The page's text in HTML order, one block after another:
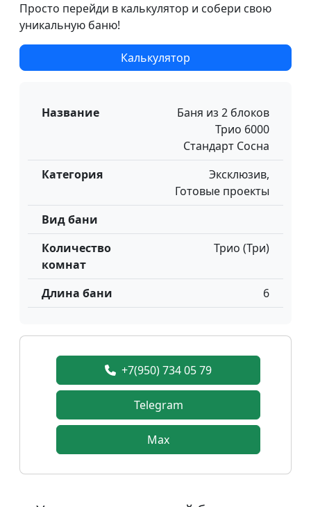
Просто перейди в калькулятор и собери свою
уникальную баню!
Калькулятор
Название
Баня из 2 блоков
Трио 6000
Стандарт Сосна
Категория
Эксклюзив,
Готовые проекты
Вид бани
Количество
комнат
Трио (Три)
Длина бани 6
+7(950) 734 05 79
Telegram
Max